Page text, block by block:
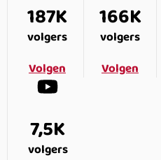
187K
volgers
Volgen
166K
volgers
Volgen
7,5K
volgers